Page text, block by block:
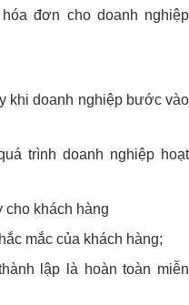
đơn cho doanh nghiệp
khi doanh nghiệp bước vào
trình doanh nghiệp hoạt
cho khách hàng
mắc của khách hàng;
lập là hoàn toàn miễn